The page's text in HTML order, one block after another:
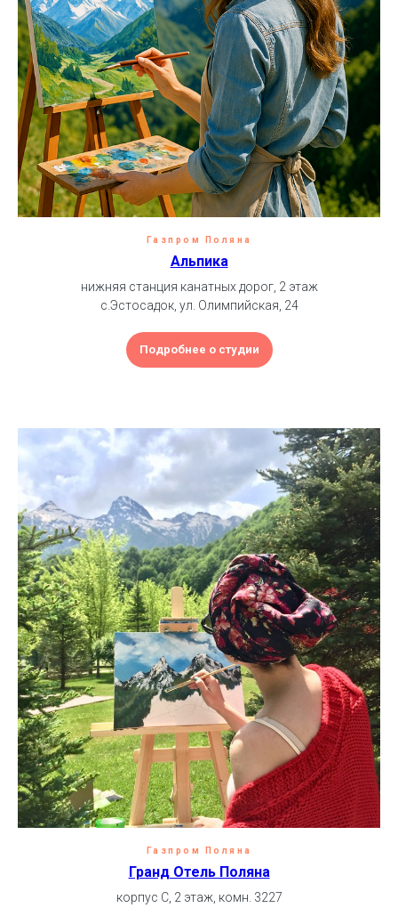
Газпром Поляна
Альпика
нижняя станция канатных дорог, 2 этаж
с.Эстосадок, ул. Олимпийская, 24
Подробнее о студии
Газпром Поляна
Гранд Отель Поляна
корпус C, 2 этаж, комн. 3227